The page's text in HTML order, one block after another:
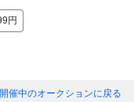
円
催中のオークションに戻る